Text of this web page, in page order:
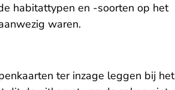
habitattypen en -soorten op het
waren.
ter inzage leggen bij het